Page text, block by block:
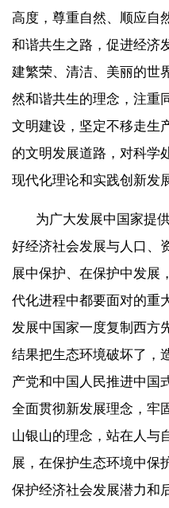
高度，尊重自然、顺应自
和谐共生之路，促进经济
建繁荣、清洁、美丽的世
然和谐共生的理念，注重
文明建设，坚定不移走生
的文明发展道路，对科学
现代化理论和实践创新发
为广大发展中国家提
好经济社会发展与人口、
展中保护、在保护中发展
代化进程中都要面对的重
发展中国家一度复制西方
结果把生态环境破坏了，
产党和中国人民推进中国
全面贯彻新发展理念，牢
山银山的理念，站在人与
展，在保护生态环境中保
保护经济社会发展潜力和